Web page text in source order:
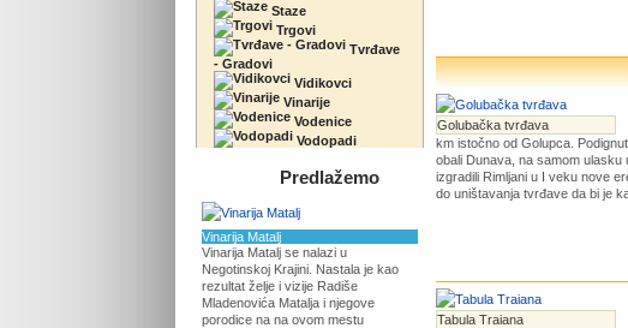
Staze
Trgovi
Tvrđave
- Gradovi
Vidikovci
Vinarije
Vodenice
Vodopadi
Predlažemo
Vinarija Matalj
Vinarija Matalj se nalazi u
Negotinskoj Krajini. Nastala je kao
rezultat želje i vizije Radiše
Mladenovića Matalja i njegove
porodice na na ovom mestu
Golubačka tvrđava
km istočno od Golupca.
obali Dunava, na samom
izgradili Rimljani u I veku nove
do uništavanja tvrđave da bi je
Tabula Traiana